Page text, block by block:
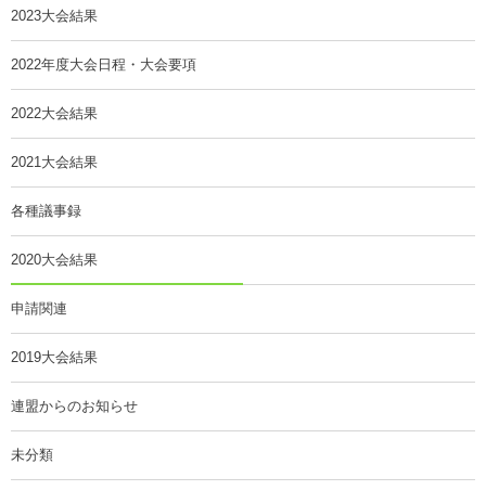
2023大会結果
2022年度大会日程・大会要項
2022大会結果
2021大会結果
各種議事録
2020大会結果
申請関連
2019大会結果
連盟からのお知らせ
未分類